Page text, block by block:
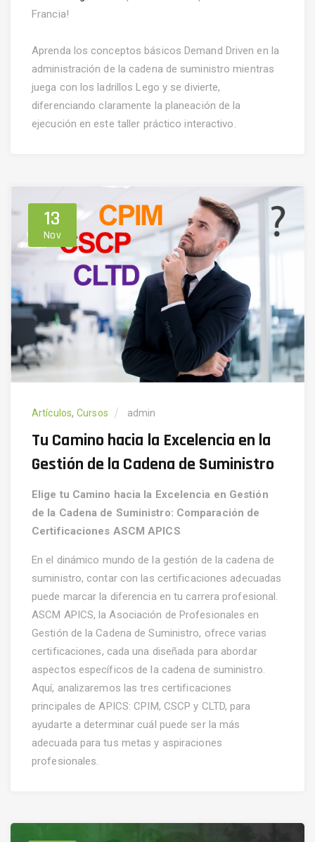
Francia!
Aprenda los conceptos básicos Demand Driven en la
administración de la cadena de suministro mientras
juega con los ladrillos Lego y se divierte,
diferenciando claramente la planeación de la
ejecución en este taller práctico interactivo.
13
Nov
Artículos,Cursos admin
Tu Camino hacia la Excelencia en la
Gestión de la Cadena de Suministro
Elige tu Camino hacia la Excelencia en Gestión
de la Cadena de Suministro: Comparación de
Certificaciones ASCM APICS
En el dinámico mundo de la gestión de la cadena de
suministro, contar con las certificaciones adecuadas
puede marcar la diferencia en tu carrera profesional.
ASCM APICS, la Asociación de Profesionales en
Gestión de la Cadena de Suministro, ofrece varias
certificaciones, cada una diseñada para abordar
aspectos específicos de la cadena de suministro.
Aquí, analizaremos las tres certificaciones
principales de APICS: CPIM, CSCP y CLTD, para
ayudarte a determinar cuál puede ser la más
adecuada para tus metas y aspiraciones
profesionales.